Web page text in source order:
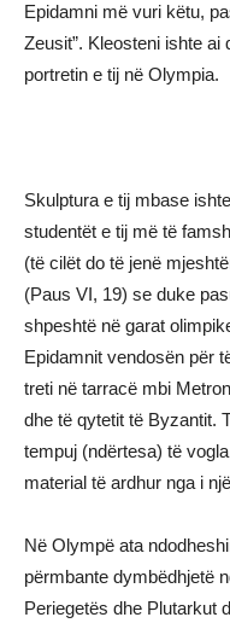
Epidamni më vuri këtu,
Zeusit”. Kleosteni ishte ai
portretin e tij në Olympia.
Skulptura e tij mbase
studentët e tij më të
(të cilët do të jenë
(Paus VI, 19) se duke
shpeshtë në garat
Epidamnit vendosën për
treti në tarracë mbi
dhe të qytetit të Byzantit.
tempuj (ndërtesa) të
material të ardhur nga i
Në Olympë ata
përmbante dymbëdhjetë
Periegetës dhe Plutarkut